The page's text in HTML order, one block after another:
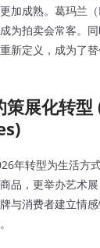
加成熟。葛玛兰
为拍卖会常客。
新定义，成为了
策展化转
年转型为生活方
品，更举办艺术
与消费者建立情感